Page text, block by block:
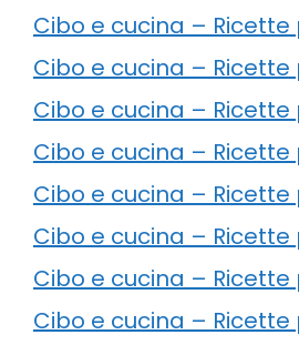
Cibo e cucina –
Cibo e cucina –
Cibo e cucina –
Cibo e cucina –
Cibo e cucina –
Cibo e cucina –
Cibo e cucina –
Cibo e cucina – Ricette